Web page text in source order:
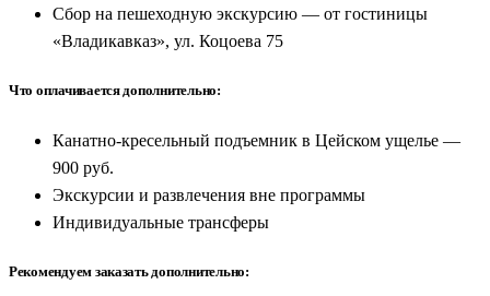
Сбор на пешеходную экскурсию — от гостиницы
«Владикавказ», ул. Коцоева 75
Что оплачивается дополнительно:
Канатно-кресельный подъемник в Цейском ущелье —
900 руб.
Экскурсии и развлечения вне программы
Индивидуальные трансферы
Рекомендуем заказать дополнительно: